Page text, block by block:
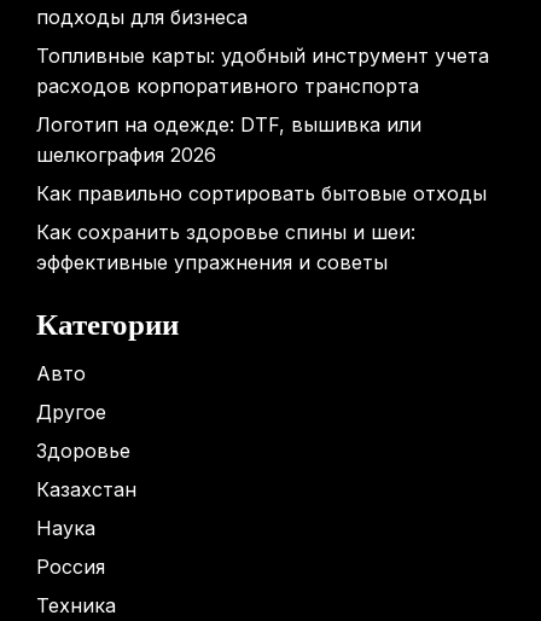
подходы для бизнеса
Топливные карты: удобный инструмент учета
расходов корпоративного транспорта
Логотип на одежде: DTF, вышивка или
шелкография 2026
Как правильно сортировать бытовые отходы
Как сохранить здоровье спины и шеи:
эффективные упражнения и советы
Категории
Авто
Другое
Здоровье
Казахстан
Наука
Россия
Техника